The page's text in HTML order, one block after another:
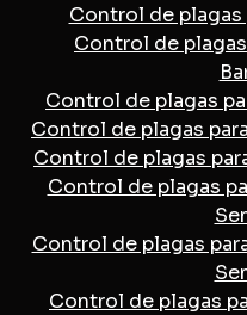
Control de plagas
Control de
Control de plagas
Control de plagas
Control de plagas
Control de plagas
Control de plagas
Control de plagas